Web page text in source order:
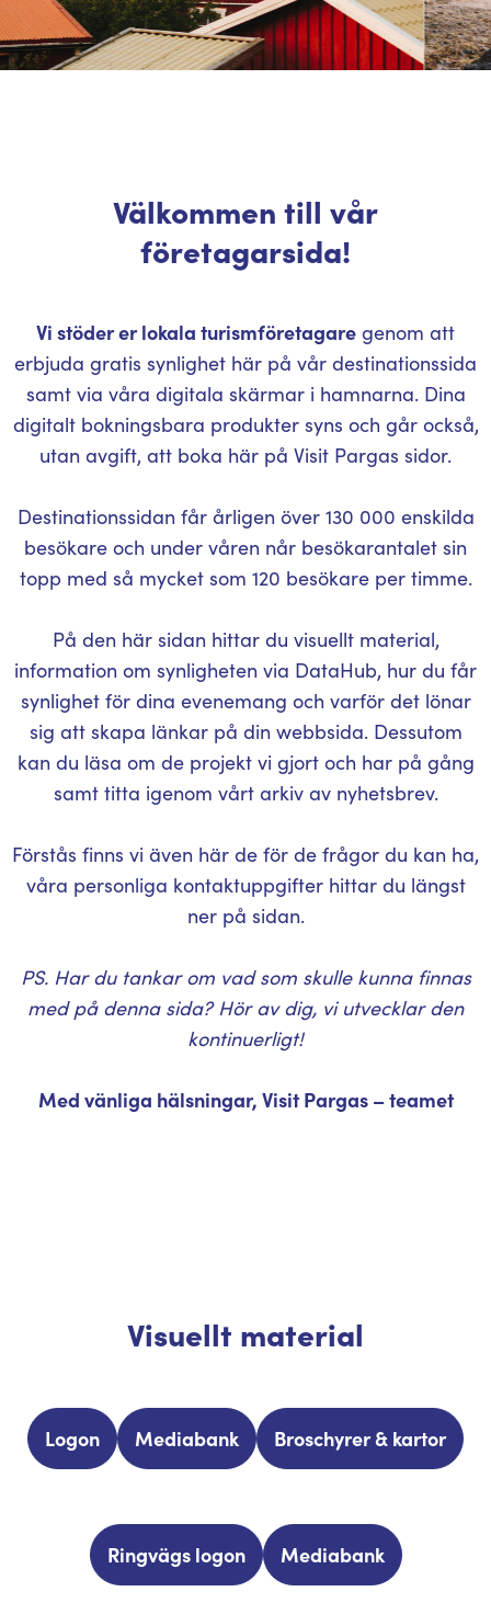
Välkommen till vår
företagarsida!
Vi stöder er lokala turismföretagare genom att
erbjuda gratis synlighet här på vår destinationssida
samt via våra digitala skärmar i hamnarna. Dina
digitalt bokningsbara produkter syns och går också,
utan avgift, att boka här på Visit Pargas sidor.
Destinationssidan får årligen över 130 000 enskilda
besökare och under våren når besökarantalet sin
topp med så mycket som 120 besökare per timme.
På den här sidan hittar du visuellt material,
information om synligheten via DataHub, hur du får
synlighet för dina evenemang och varför det lönar
sig att skapa länkar på din webbsida. Dessutom
kan du läsa om de projekt vi gjort och har på gång
samt titta igenom vårt arkiv av nyhetsbrev.
Förstås finns vi även här de för de frågor du kan ha,
våra personliga kontaktuppgifter hittar du längst
ner på sidan.
PS. Har du tankar om vad som skulle kunna finnas
med på denna sida? Hör av dig, vi utvecklar den
kontinuerligt!
Med vänliga hälsningar, Visit Pargas – teamet
Visuellt material
Logon Mediabank Broschyrer & kartor
Ringvägs logon Mediabank